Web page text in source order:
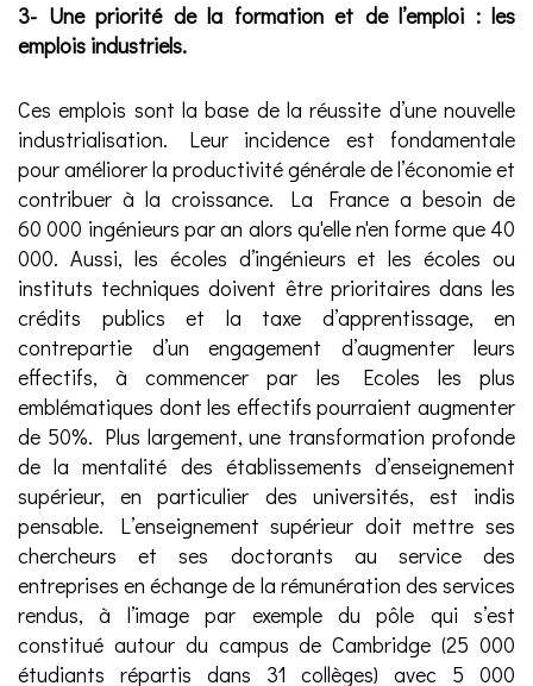
3- Une priorité de la formation et de l’emploi : les
emplois industriels.
Ces emplois sont la base de la réussite d’une nouvelle
industrialisation. Leur incidence est fondamentale
pour améliorer la productivité générale de l’économie et
contribuer à la croissance. La France a besoin de
60 000 ingénieurs par an alors qu'elle n'en forme que 40
000. Aussi, les écoles d’ingénieurs et les écoles ou
instituts techniques doivent être prioritaires dans les
crédits publics et la taxe d’apprentissage, en
contrepartie d’un engagement d’augmenter leurs
effectifs, à commencer par les Ecoles les plus
emblématiques dont les effectifs pourraient augmenter
de 50%. Plus largement, une transformation profonde
de la mentalité des établissements d’enseignement
supérieur, en particulier des universités, est indis
pensable. L’enseignement supérieur doit mettre ses
chercheurs et ses doctorants au service des
entreprises en échange de la rémunération des services
rendus, à l’image par exemple du pôle qui s’est
constitué autour du campus de Cambridge (25 000
étudiants répartis dans 31 collèges) avec 5 000